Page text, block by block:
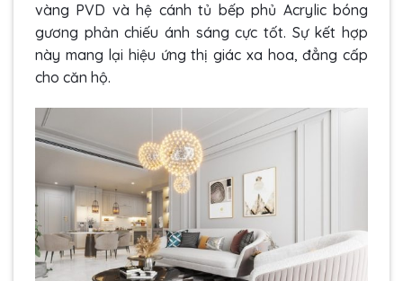
vàng PVD và hệ cánh tủ bếp phủ Acrylic bóng
gương phản chiếu ánh sáng cực tốt. Sự kết hợp
này mang lại hiệu ứng thị giác xa hoa, đẳng cấp
cho căn hộ.